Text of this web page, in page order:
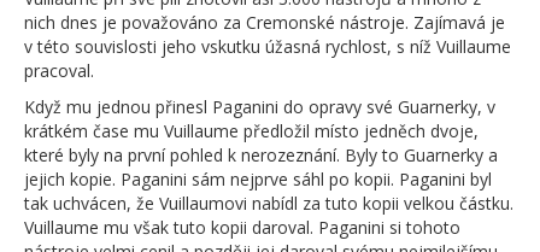
nich dnes je považováno za Cremonské nástroje. Zajímavá je
v této souvislosti jeho vskutku úžasná rychlost, s níž Vuillaume
pracoval.
Když mu jednou přinesl Paganini do opravy své Guarnerky, v
krátkém čase mu Vuillaume předložil místo jedněch dvoje,
které byly na první pohled k nerozeznání. Byly to Guarnerky a
jejich kopie. Paganini sám nejprve sáhl po kopii. Paganini byl
tak uchvácen, že Vuillaumovi nabídl za tuto kopii velkou částku.
Vuillaume mu však tuto kopii daroval. Paganini si tohoto